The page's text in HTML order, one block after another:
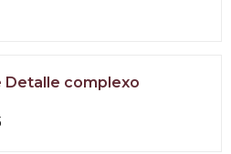
Detalle complexo